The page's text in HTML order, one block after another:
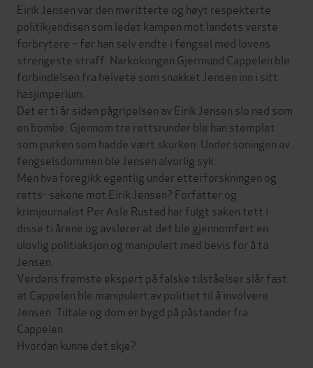
Eirik Jensen var den meritterte og høyt respekterte
politikjendisen som ledet kampen mot landets verste
forbrytere – før han selv endte i fengsel med lovens
strengeste straff. Narkokongen Gjermund Cappelen ble
forbindelsen fra helvete som snakket Jensen inn i sitt
hasjimperium.
Det er ti år siden pågripelsen av Eirik Jensen slo ned som
en bombe. Gjennom tre rettsrunder ble han stemplet
som purken som hadde vært skurken. Under soningen av
fengselsdommen ble Jensen alvorlig syk.
Men hva foregikk egentlig under etterforskningen og
retts- sakene mot Eirik Jensen? Forfatter og
krimjournalist Per Asle Rustad har fulgt saken tett i
disse ti årene og avslører at det ble gjennomført en
ulovlig politiaksjon og manipulert med bevis for å ta
Jensen.
Verdens fremste ekspert på falske tilståelser slår fast
at Cappelen ble manipulert av politiet til å involvere
Jensen. Tiltale og dom er bygd på påstander fra
Cappelen.
Hvordan kunne det skje?